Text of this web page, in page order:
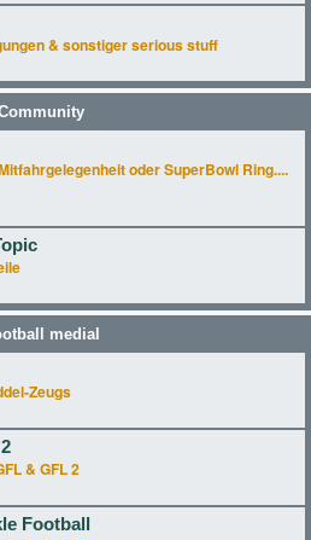
& sonstiger serious stuff
oder SuperBowl Ring....
medial
Zeugs
& GFL 2
Football